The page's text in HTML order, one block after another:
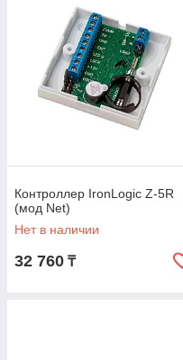
Контроллер IronLogic Z-5R
(мод Net)
Нет в наличии
32 760 ₸